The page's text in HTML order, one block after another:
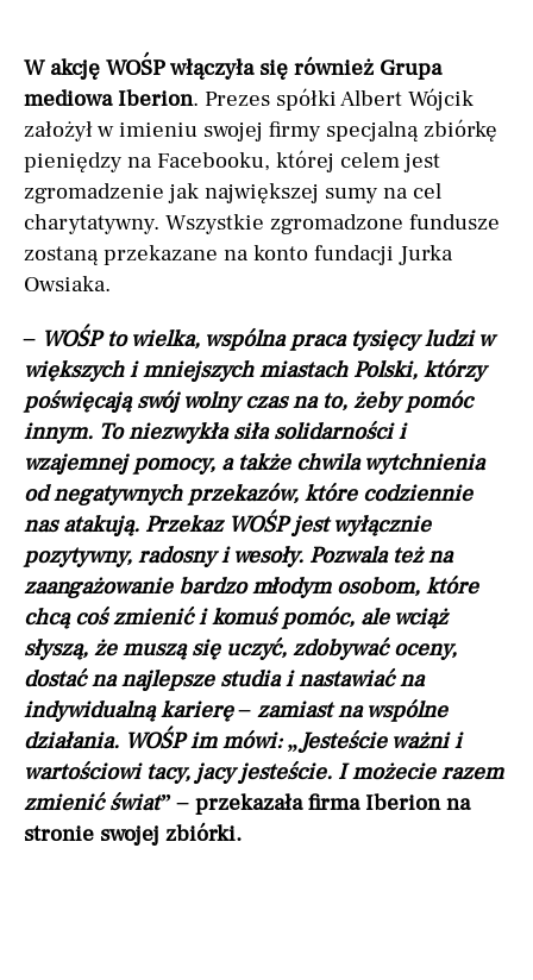
W akcję WOŚP włączyła się również Grupa
mediowa Iberion. Prezes spółki Albert Wójcik
założył w imieniu swojej firmy specjalną zbiórkę
pieniędzy na Facebooku, której celem jest
zgromadzenie jak największej sumy na cel
charytatywny. Wszystkie zgromadzone fundusze
zostaną przekazane na konto fundacji Jurka
Owsiaka.
– WOŚP to wielka, wspólna praca tysięcy ludzi w
większych i mniejszych miastach Polski, którzy
poświęcają swój wolny czas na to, żeby pomóc
innym. To niezwykła siła solidarności i
wzajemnej pomocy, a także chwila wytchnienia
od negatywnych przekazów, które codziennie
nas atakują. Przekaz WOŚP jest wyłącznie
pozytywny, radosny i wesoły. Pozwala też na
zaangażowanie bardzo młodym osobom, które
chcą coś zmienić i komuś pomóc, ale wciąż
słyszą, że muszą się uczyć, zdobywać oceny,
dostać na najlepsze studia i nastawiać na
indywidualną karierę – zamiast na wspólne
działania. WOŚP im mówi: „Jesteście ważni i
wartościowi tacy, jacy jesteście. I możecie razem
zmienić świat” – przekazała firma Iberion na
stronie swojej zbiórki.